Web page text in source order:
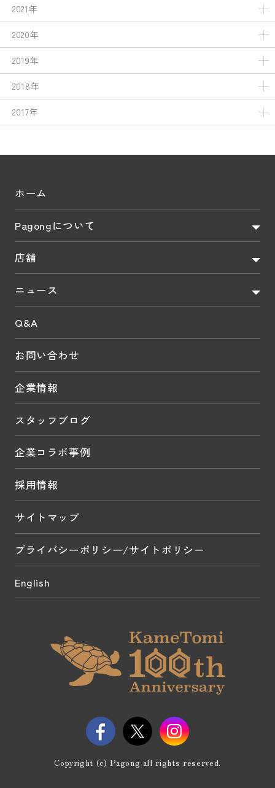
2021年
2020年
2019年
2018年
2017年
ホーム
Pagongについて
店舗
ニュース
Q&A
お問い合わせ
企業情報
スタッフブログ
企業コラボ事例
採用情報
サイトマップ
プライバシーポリシー/サイトポリシー
English
Copyright (c) Pagong all rights reserved.